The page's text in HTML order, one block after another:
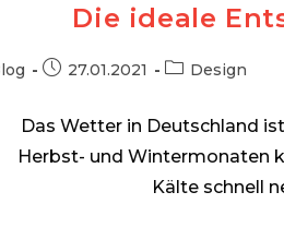
Die ideale
Beitrag27.01.2021
Beitrags-
Design
Das Wetter in Deutschland
Herbst- und Wintermonaten
Kälte schnell